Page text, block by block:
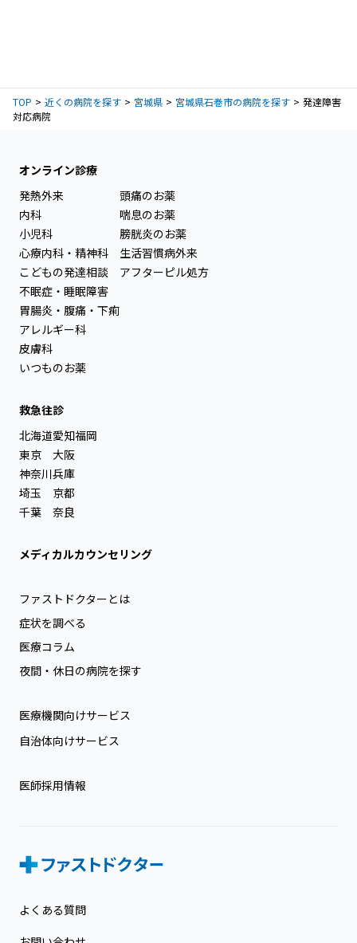
TOP 近くの病院を探す 宮城県 宮城県石巻市の病院を探す
発達障害
対応病院
オンライン診療
発熱外来
内科
小児科
心療内科・精神科
こどもの発達相談
不眠症・睡眠障害
胃腸炎・腹痛・下痢
アレルギー科
皮膚科
いつものお薬
頭痛のお薬
喘息のお薬
膀胱炎のお薬
生活習慣病外来
アフターピル処方
救急往診
北海道
東京
神奈川
埼玉
千葉
愛知
大阪
兵庫
京都
奈良
福岡
メディカルカウンセリング
ファストドクターとは
症状を調べる
医療コラム
夜間・休日の病院を探す
医療機関向けサービス
自治体向けサービス
医師採用情報
よくある質問